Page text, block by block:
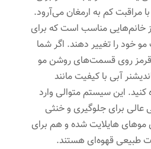
مراقبت کم به ارمغان می‌آرود.
خانم‌هایی مناسب است که برای
خود را تغییر دهند. اگر شما
قرمز روی قسمت‌های روشن مو
آبی با کیفیت مانند
این سیستم متوالی وارد
عالی برای جلوگیری و خنثی
موهای هایلایت شده و هم برای
طبیعی قهوه‌ای هستند.